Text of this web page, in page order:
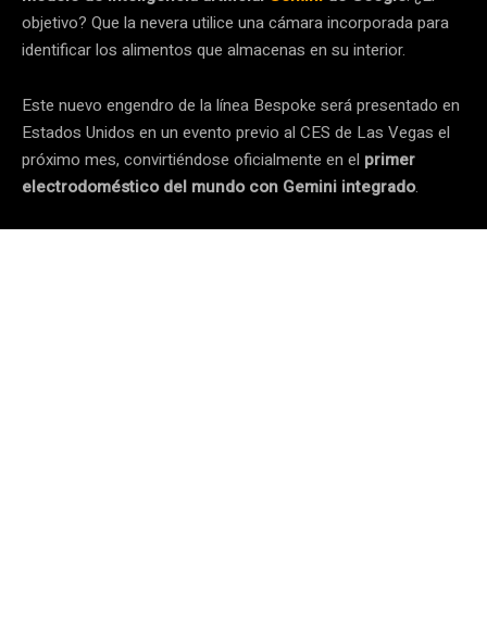
objetivo? Que la nevera utilice una cámara incorporada para
identificar los alimentos que almacenas en su interior.
Este nuevo engendro de la línea Bespoke será presentado en
Estados Unidos en un evento previo al CES de Las Vegas el
próximo mes, convirtiéndose oficialmente en el primer
electrodoméstico del mundo con Gemini integrado.